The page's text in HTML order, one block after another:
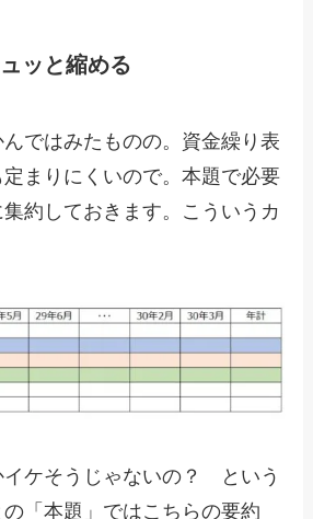
ッと縮める
ではみたものの。資金繰り表
まりにくいので。本題で必要
約しておきます。こういうカ
イケそうじゃないの？ という
「本題」ではこちらの要約